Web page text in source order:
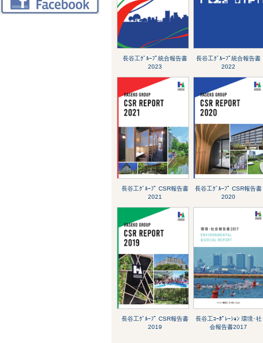
長谷工ｸﾞﾙｰﾌﾟ統合報告書
2023
長谷工ｸﾞﾙｰﾌﾟ統合報告書
2022
長谷工ｸﾞﾙｰﾌﾟ CSR報告書
2021
長谷工ｸﾞﾙｰﾌﾟ CSR報告書
2020
長谷工ｸﾞﾙｰﾌﾟ CSR報告書
2019
長谷工ｺｰﾎﾟﾚｰｼｮﾝ 環境･社
会報告書2017